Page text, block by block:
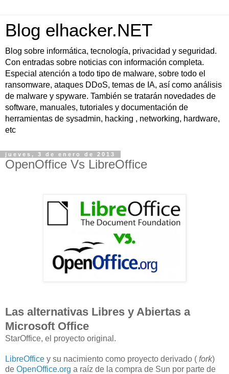
Blog elhacker.NET
Blog sobre informática, tecnología, privacidad y seguridad.
Con entradas sobre noticias con información completa.
Especial atención a todo tipo de malware, sobre todo el
ransomware, ataques DDoS, temas de IA, así como análisis
de malware y spyware. También se tratarán novedades de
software, manuales, tutoriales y documentación de
herramientas de sysadmin, hacking , networking, hardware,
etc
jueves, 3 de enero de 2013
OpenOffice Vs LibreOffice
Las alternativas Libres y Abiertas a
Microsoft Office
StarOffice, el proyecto original.
LibreOffice y su nacimiento como proyecto derivado ( fork)
de OpenOffice.org a raíz de la compra de Sun por parte de